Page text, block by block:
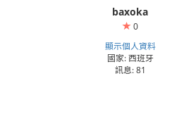
baxoka
0
顯示個人資料
國家: 西班牙
訊息: 81